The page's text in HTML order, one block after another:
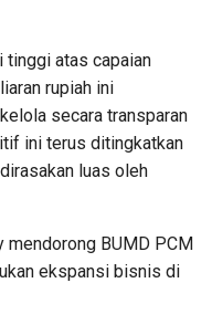
tinggi atas capaian
rupiah ini
secara transparan
ini terus ditingkatkan
luas oleh
mendorong BUMD PCM
ekspansi bisnis di